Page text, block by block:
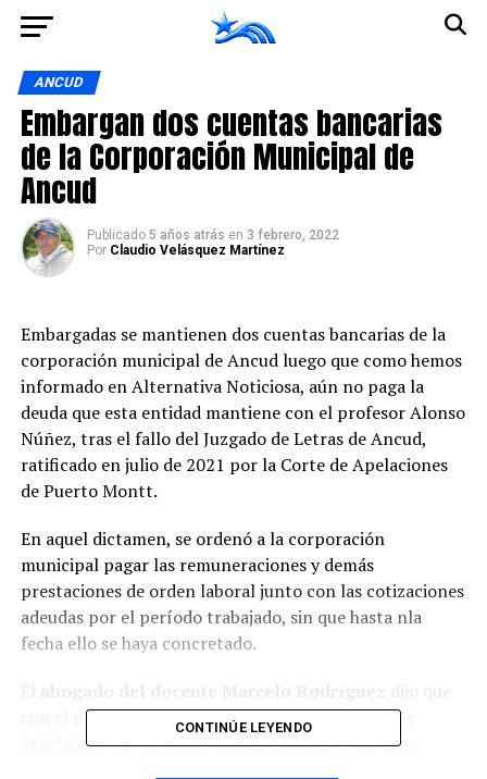
ANCUD
Embargan dos cuentas bancarias
de la Corporación Municipal de
Ancud
Publicado 5 años atrás en 3 febrero, 2022
Por Claudio Velásquez Martínez
Embargadas se mantienen dos cuentas bancarias de la
corporación municipal de Ancud luego que como hemos
informado en Alternativa Noticiosa, aún no paga la
deuda que esta entidad mantiene con el profesor Alonso
Núñez, tras el fallo del Juzgado de Letras de Ancud,
ratificado en julio de 2021 por la Corte de Apelaciones
de Puerto Montt.
En aquel dictamen, se ordenó a la corporación
municipal pagar las remuneraciones y demás
prestaciones de orden laboral junto con las cotizaciones
adeudas por el período trabajado, sin que hasta nla
fecha ello se haya concretado.
con el paso del tiempo han debido seguir acciones
judiciales para presionar al cumplimiento del fallo
CONTINÚE LEYENDO
Ir a la versión móvil